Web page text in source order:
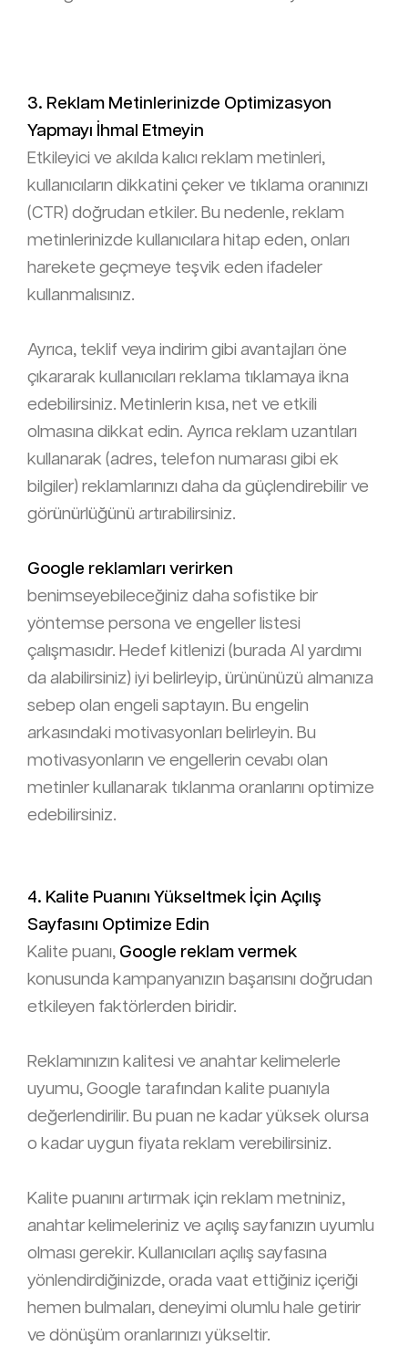
3. Reklam Metinlerinizde Optimizasyon
Yapmayı İhmal Etmeyin
Etkileyici ve akılda kalıcı reklam metinleri,
kullanıcıların dikkatini çeker ve tıklama oranınızı
(CTR) doğrudan etkiler. Bu nedenle, reklam
metinlerinizde kullanıcılara hitap eden, onları
harekete geçmeye teşvik eden ifadeler
kullanmalısınız.
Ayrıca, teklif veya indirim gibi avantajları öne
çıkararak kullanıcıları reklama tıklamaya ikna
edebilirsiniz. Metinlerin kısa, net ve etkili
olmasına dikkat edin. Ayrıca reklam uzantıları
kullanarak (adres, telefon numarası gibi ek
bilgiler) reklamlarınızı daha da güçlendirebilir ve
görünürlüğünü artırabilirsiniz.
Google reklamları verirken
benimseyebileceğiniz daha sofistike bir
yöntemse persona ve engeller listesi
çalışmasıdır. Hedef kitlenizi (burada AI yardımı
da alabilirsiniz) iyi belirleyip, ürününüzü almanıza
sebep olan engeli saptayın. Bu engelin
arkasındaki motivasyonları belirleyin. Bu
motivasyonların ve engellerin cevabı olan
metinler kullanarak tıklanma oranlarını optimize
edebilirsiniz.
4. Kalite Puanını Yükseltmek İçin Açılış
Sayfasını Optimize Edin
Kalite puanı, Google reklam vermek
konusunda kampanyanızın başarısını doğrudan
etkileyen faktörlerden biridir.
Reklamınızın kalitesi ve anahtar kelimelerle
uyumu, Google tarafından kalite puanıyla
değerlendirilir. Bu puan ne kadar yüksek olursa
o kadar uygun fiyata reklam verebilirsiniz.
Kalite puanını artırmak için reklam metniniz,
anahtar kelimeleriniz ve açılış sayfanızın uyumlu
olması gerekir. Kullanıcıları açılış sayfasına
yönlendirdiğinizde, orada vaat ettiğiniz içeriği
hemen bulmaları, deneyimi olumlu hale getirir
ve dönüşüm oranlarınızı yükseltir.